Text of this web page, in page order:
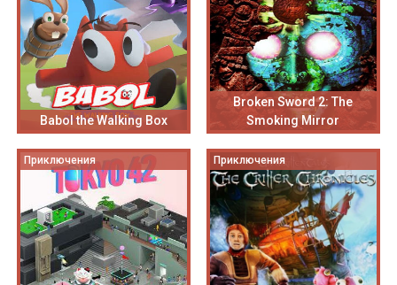
Babol the Walking Box
Broken Sword 2: The
Smoking Mirror
Приключения Приключения